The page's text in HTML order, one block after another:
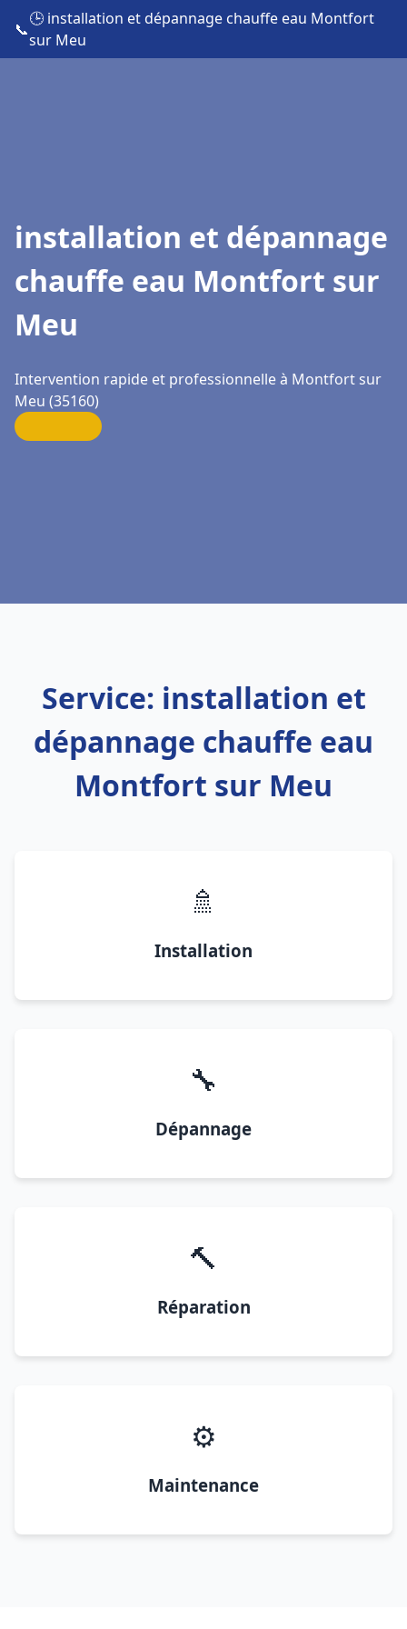
📞
🕒 installation et dépannage chauffe eau Montfort
sur Meu
installation et dépannage
chauffe eau Montfort sur
Meu
Intervention rapide et professionnelle à Montfort sur
Meu (35160)
Service: installation et
dépannage chauffe eau
Montfort sur Meu
🚿
Installation
🔧
Dépannage
🔨
Réparation
⚙️
Maintenance